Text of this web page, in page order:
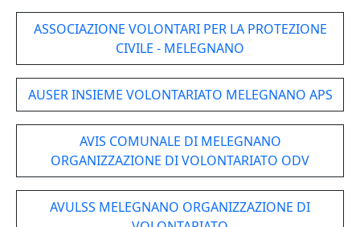
ASSOCIAZIONE VOLONTARI PER LA PROTEZIONE
CIVILE - MELEGNANO
AUSER INSIEME VOLONTARIATO MELEGNANO APS
AVIS COMUNALE DI MELEGNANO
ORGANIZZAZIONE DI VOLONTARIATO ODV
AVULSS MELEGNANO ORGANIZZAZIONE DI